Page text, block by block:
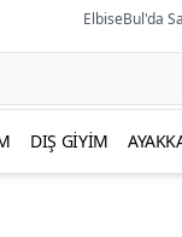
ElbiseBul'da
DIŞ GIYIM